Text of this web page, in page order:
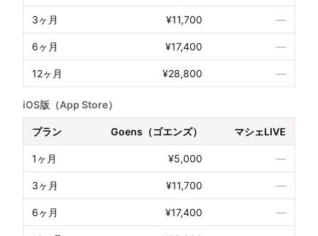
3ヶ月 ¥11,700 —
6ヶ月 ¥17,400 —
12ヶ月 ¥28,800 —
iOS版（App Store）
プラン Goens（ゴエンズ） マシェLIVE
1ヶ月 ¥5,000 —
3ヶ月 ¥11,700 —
6ヶ月 ¥17,400 —